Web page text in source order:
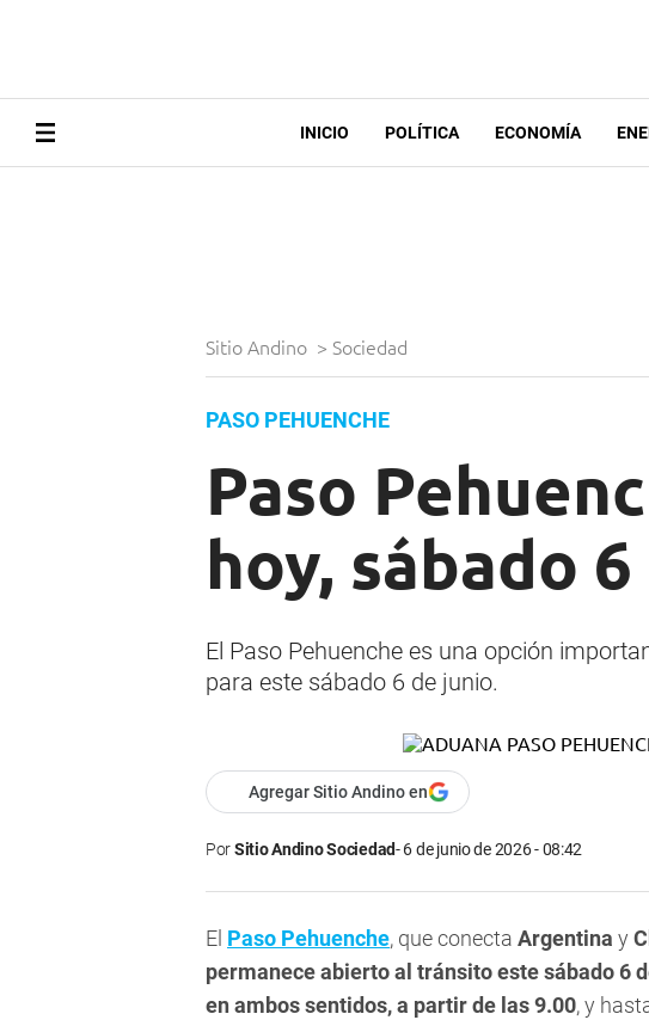
INICIO POLÍTICA ECONOMÍA
Sitio Andino > Sociedad
PASO PEHUENCHE
Paso
hoy, sábado
El Paso Pehuenche es una opción
para este sábado 6 de junio.
Agregar Sitio Andino en
PorSitio Andino Sociedad 6 de junio de 2026 - 08:42
El Paso Pehuenche, que conecta Argentina y
permanece abierto al tránsito este sábado 6
en ambos sentidos, a partir de las 9.00, y